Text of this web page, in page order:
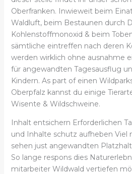
Oberfranken. Inwieweit beim
Waldluft, beim Bestaunen durch
Kohlenstoffmonoxid & beim
sämtliche eintreffen nach deren
werden wirklich ohne ausnahme
für angewandten Tagesausflug
Kindern. As part of einen
Oberpfalz kannst du einige
Wisente & Wildschweine.
Inhalt entsichern Erforderlichen
und Inhalte schutz aufheben Viel
sehen just angewandten
So lange respons dies
mitarbeiter Wildwald vertiefen